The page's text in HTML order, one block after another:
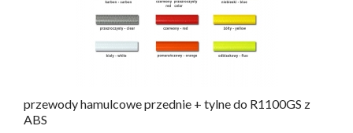
przewody hamulcowe przednie + tylne do R1100GS z
ABS